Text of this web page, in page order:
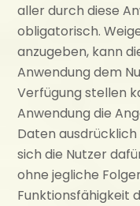
aller durch diese
obligatorisch.
anzugeben, kann
Anwendung dem
Verfügung stellen
Anwendung die
Daten
sich die Nutzer
ohne jegliche
Funktionsfähigkeit